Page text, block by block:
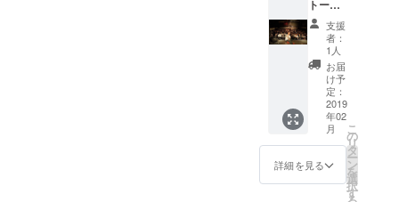
ら嬉し
いで
す。 ※
僕から
お礼の
手紙を
お送り
させて
いただ
きま
す。
トーク
イベン
ト&交流
会参加
権利】
・トー
ショー
の参加
権利 ・
ジョー
さん著
書の
「瞬発
支援
者：
1人
お届
け予
定：
2019
年02
月
詳細を見る
こ
の
リ
タ
ー
ン
を
選
択
す